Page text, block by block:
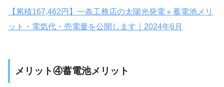
【累積167,462円】一条工務店の太陽光発電＋蓄電池メリ
ット・電気代・売電量を公開します｜2024年6月
メリット④蓄電池メリット